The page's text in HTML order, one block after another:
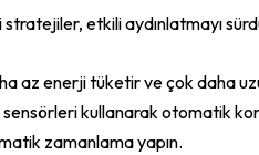
etkili aydınlatmayı
az enerji tüketir ve çok daha
sensörleri kullanarak otomatik
zamanlama yapın.